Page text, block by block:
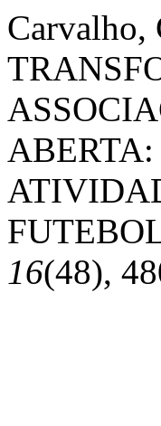
Carvalho,
16(48),